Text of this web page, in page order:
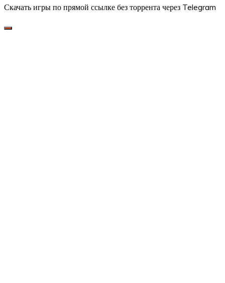
Скачать игры по прямой ссылке без торрента через Telegram